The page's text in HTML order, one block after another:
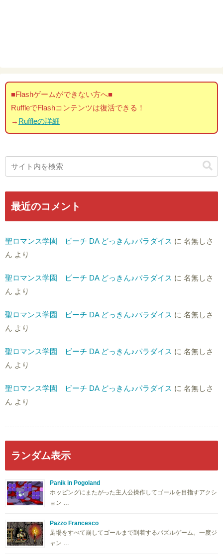
■Flashゲームができない方へ■
RuffleでFlashコンテンツは復活できる！
→ Ruffleの詳細
最近のコメント
聖ロマンス学園 ビーチ DA どっきん♪パラダイス に 名無しさ
ん より
聖ロマンス学園 ビーチ DA どっきん♪パラダイス に 名無しさ
ん より
聖ロマンス学園 ビーチ DA どっきん♪パラダイス に 名無しさ
ん より
聖ロマンス学園 ビーチ DA どっきん♪パラダイス に 名無しさ
ん より
聖ロマンス学園 ビーチ DA どっきん♪パラダイス に 名無しさ
ん より
ランダム表示
Panik in Pogoland
ホッピングにまたがった主人公操作してゴールを目指すアクシ
ョン …
Pazzo Francesco
足場をすべて崩してゴールまで到着するパズルゲーム。一度ジ
ャン …